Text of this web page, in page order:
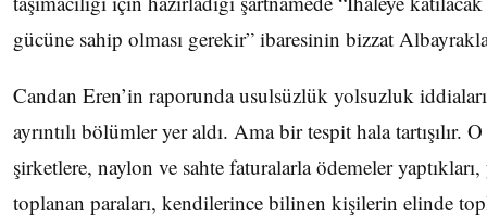
gücüne sahip olması gerekir” ibaresinin bizzat
Candan Eren’in raporunda usulsüzlük yolsuzluk
ayrıntılı bölümler yer aldı. Ama bir tespit hala
şirketlere, naylon ve sahte faturalarla ödemeler
toplanan paraları, kendilerince bilinen kişilerin elinde